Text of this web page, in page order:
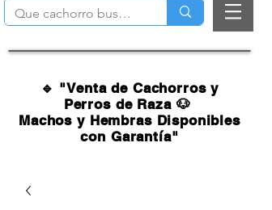
🔹 "Venta de Cachorros y
Perros de Raza 🐶
Machos y Hembras Disponibles
con Garantía"